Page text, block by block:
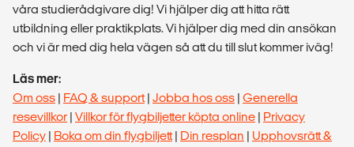
våra studierådgivare dig! Vi hjälper dig att hitta rätt
utbildning eller praktikplats. Vi hjälper dig med din ansökan
och vi är med dig hela vägen så att du till slut kommer iväg!
Läs mer:
Om oss | FAQ & support| Jobba hos oss | Generella
resevillkor | Villkor för flygbiljetter köpta online | Privacy
Policy | Boka om din flygbiljett| Din resplan | Upphovsrätt &